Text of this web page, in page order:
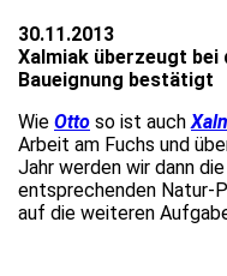
30.11.2013
Xalmiak überzeugt bei
Baueignung bestätigt
Wie Otto so ist auch
Arbeit am Fuchs und
Jahr werden wir dann
entsprechenden Natur-
auf die weiteren